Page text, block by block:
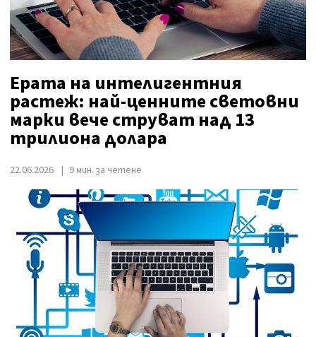
Ерата на интелигентния
растеж: най-ценните световни
марки вече струват над 13
трилиона долара
22.06.2026 9 мин. за четене